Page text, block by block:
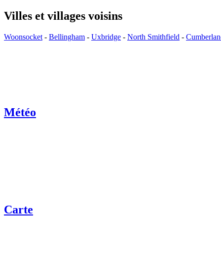
Villes et villages voisins
Woonsocket - Bellingham - Uxbridge - North Smithfield -
Météo
Carte